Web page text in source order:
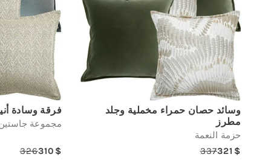
وسائد حصان حمراء مخملية وجلد
مطرز
حزمة النعمة
Regular337
Sale
321
فرقة وسادة
مجموعة
326
Sale
310